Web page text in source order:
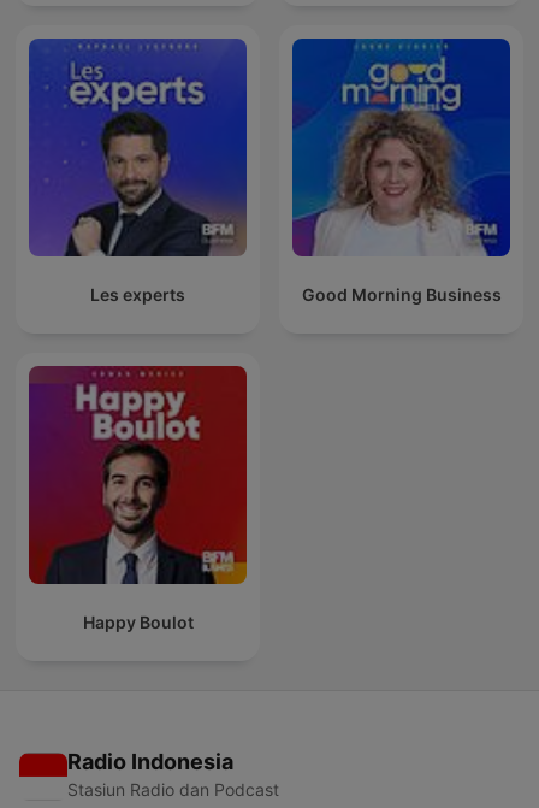
Les experts Good Morning Business
Happy Boulot
Radio Indonesia
Stasiun Radio dan Podcast